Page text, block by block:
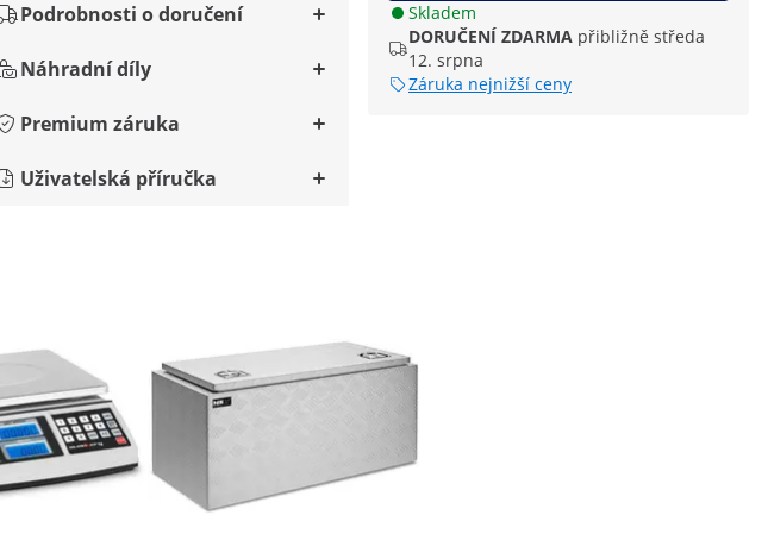
Skladem
DORUČENÍ ZDARMA přibližně středa
12. srpna
Záruka nejnižší ceny
Podrobnosti o doručení
Náhradní díly
Premium záruka
Uživatelská příručka